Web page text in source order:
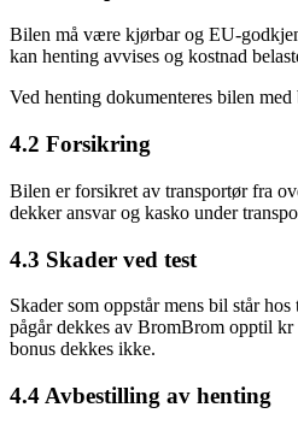
Bilen må være kjørbar og EU-
kan henting avvises og kostnad
Ved henting dokumenteres bilen
4.2 Forsikring
Bilen er forsikret av transportør fra
dekker ansvar og kasko under
4.3 Skader ved test
Skader som oppstår mens bil står hos
pågår dekkes av BromBrom opptil kr
bonus dekkes ikke.
4.4 Avbestilling av henting